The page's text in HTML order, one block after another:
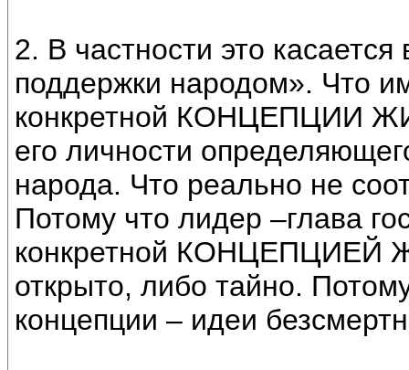
2. В частности это
поддержки народом». Что
конкретной КОНЦЕПЦИИ
его личности
народа. Что реально не
Потому что лидер –глава
конкретной
открыто, либо тайно.
концепции – идеи